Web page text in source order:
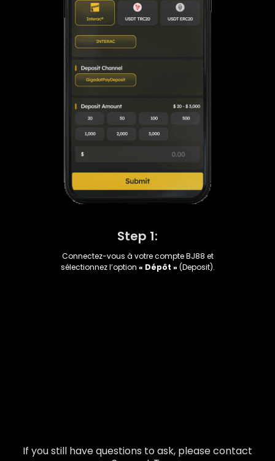
Step 1:
Connectez-vous à votre compte BJ88 et
sélectionnez l’option « Dépôt » (Deposit).
If you still have questions to ask, please contact